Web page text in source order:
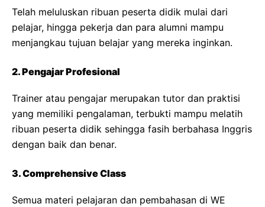
Telah meluluskan ribuan peserta didik mulai dari
pelajar, hingga pekerja dan para alumni mampu
menjangkau tujuan belajar yang mereka inginkan.
2. Pengajar Profesional
Trainer atau pengajar merupakan tutor dan praktisi
yang memiliki pengalaman, terbukti mampu melatih
ribuan peserta didik sehingga fasih berbahasa Inggris
dengan baik dan benar.
3. Comprehensive Class
Semua materi pelajaran dan pembahasan di WE